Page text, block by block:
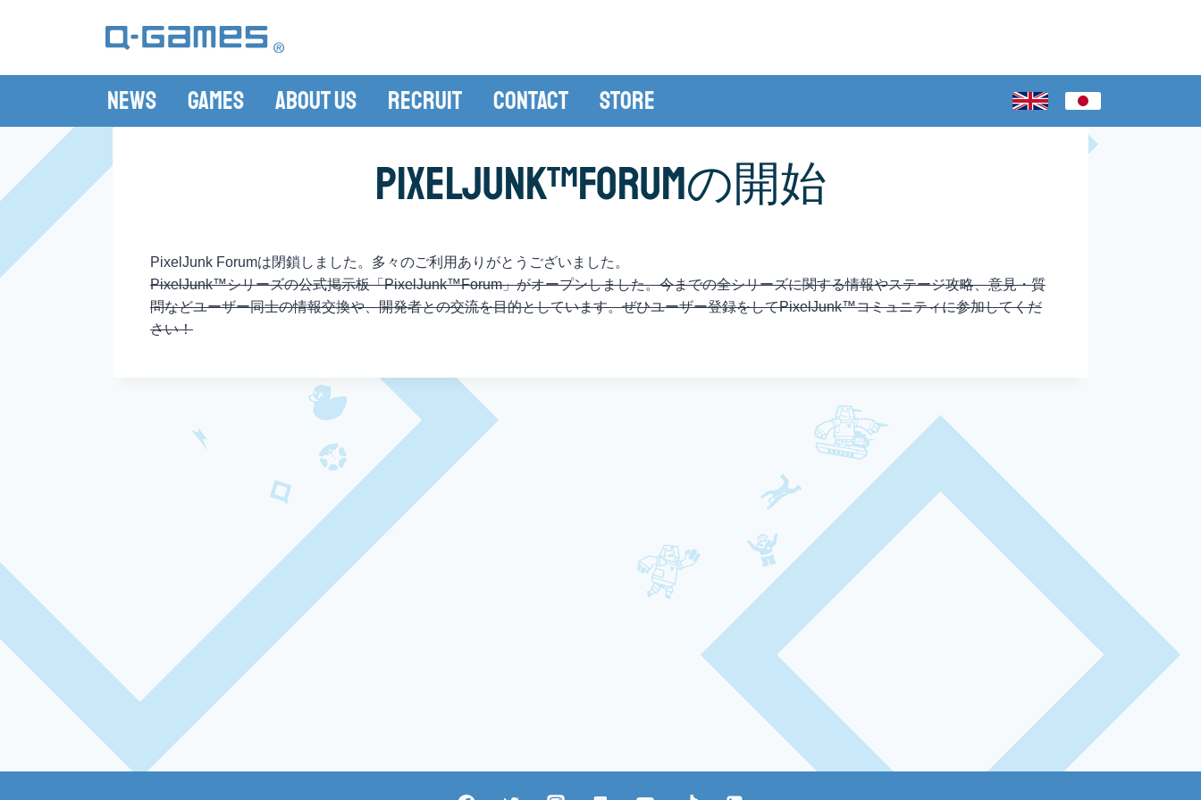
News Games About Us Recruit Contact Store
PixelJunk™Forumの開始
PixelJunk Forumは閉鎖しました。多々のご利用ありがとうございました。
PixelJunk™シリーズの公式掲示板「PixelJunk™Forum」がオープンしました。今までの全シリーズに関する情報やステージ攻略、意見・質
問などユーザー同士の情報交換や、開発者との交流を目的としています。ぜひユーザー登録をしてPixelJunk™コミュニティに参加してくだ
さい！